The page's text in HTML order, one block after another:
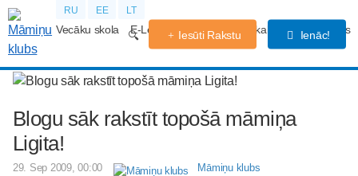
RU EE LT
Vecāku skola E-Lekcijas Grūtniecības kalendārs Forums
Iesūti Rakstu Ienāc!
Blogu sāk rakstīt topošā māmiņa
Ligita!
29. Sep 2009, 00:00 Māmiņu klubs